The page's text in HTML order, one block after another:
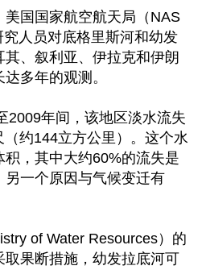
国国家航空航天局（NAS
人员对底格里斯河和幼发
、叙利亚、伊拉克和伊朗
多年的观测。
2009年间，该地区淡水流失
约144立方公里）。这个水
，其中大约60%的流失是
一个原因与气候变迁有
of Water Resources）的
果断措施，幼发拉底河可